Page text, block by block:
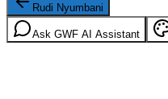
Rudi Nyumbani
Ask GWF AI Assistant